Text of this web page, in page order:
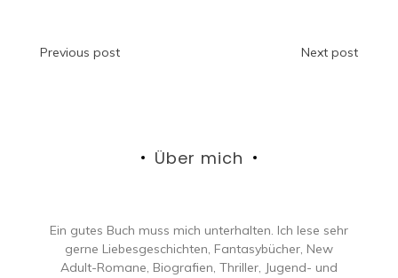
Beitragsnavigation
Previous post Next post
Über mich
Ein gutes Buch muss mich unterhalten. Ich lese sehr
gerne Liebesgeschichten, Fantasybücher, New
Adult-Romane, Biografien, Thriller, Jugend- und